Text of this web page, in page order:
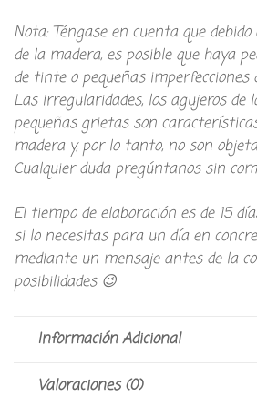
Nota: Téngase en cuenta que
de la madera, es posible que haya
de tinte o pequeñas imperfecciones
Las irregularidades, los agujeros de
pequeñas grietas son
madera y, por lo tanto, no son
Cualquier duda pregúntanos sin
El tiempo de elaboración es de 15
si lo necesitas para un día en
mediante un mensaje antes de la
posibilidades 😉
Información Adicional
Valoraciones (0)